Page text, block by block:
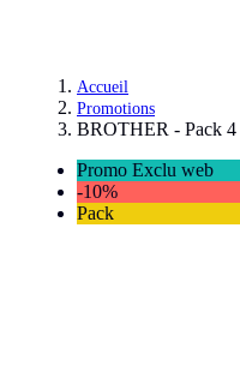
Accueil
Promotions
BROTHER - Pack
Promo Exclu web
-10%
Pack